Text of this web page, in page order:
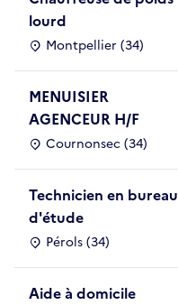
lourd
Montpellier (34)
MENUISIER
AGENCEUR H/F
Cournonsec (34)
Technicien en bureau
d'étude
Pérols (34)
Aide à domicile